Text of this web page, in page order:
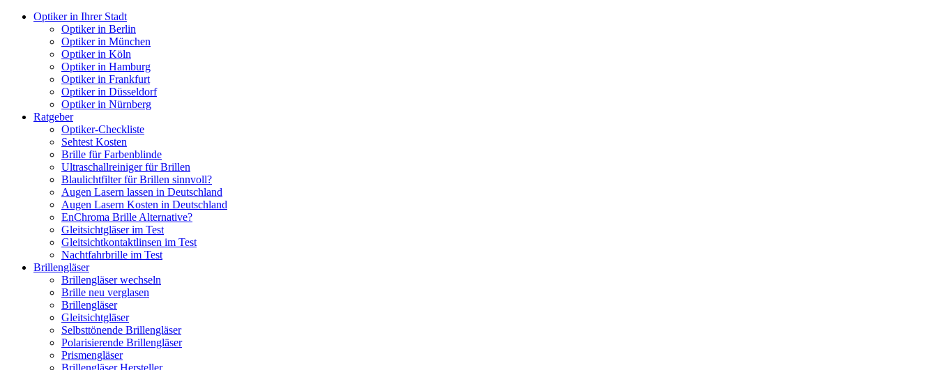
Optiker in Ihrer Stadt
Optiker in Berlin
Optiker in München
Optiker in Köln
Optiker in Hamburg
Optiker in Frankfurt
Optiker in Düsseldorf
Optiker in Nürnberg
Ratgeber
Optiker-Checkliste
Sehtest Kosten
Brille für Farbenblinde
Ultraschallreiniger für Brillen
Blaulichtfilter für Brillen sinnvoll?
Augen Lasern lassen in Deutschland
Augen Lasern Kosten in Deutschland
EnChroma Brille Alternative?
Gleitsichtgläser im Test
Gleitsichtkontaktlinsen im Test
Nachtfahrbrille im Test
Brillengläser
Brillengläser wechseln
Brille neu verglasen
Brillengläser
Gleitsichtgläser
Selbsttönende Brillengläser
Polarisierende Brillengläser
Prismengläser